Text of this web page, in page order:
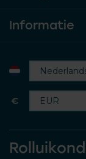
Informatie
€